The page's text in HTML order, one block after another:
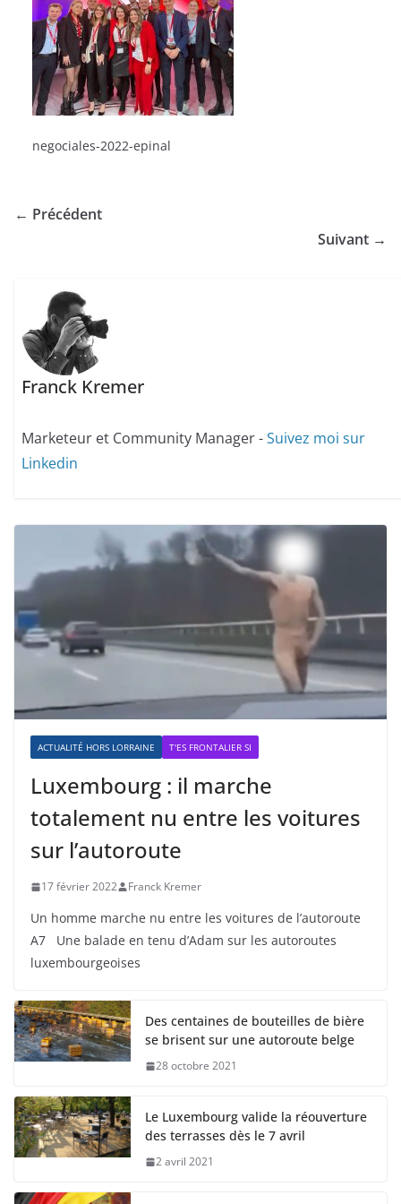
negociales-2022-epinal
← Précédent
Suivant →
Franck Kremer
Marketeur et Community Manager -Suivez moi sur
Linkedin
ACTUALITÉ HORS LORRAINE T'ES FRONTALIER SI
Luxembourg : il marche
totalement nu entre les voitures
sur l’autoroute
17 février 2022 Franck Kremer
Un homme marche nu entre les voitures de l’autoroute
A7 Une balade en tenu d’Adam sur les autoroutes
luxembourgeoises
Des centaines de bouteilles de bière
se brisent sur une autoroute belge
28 octobre 2021
Le Luxembourg valide la réouverture
des terrasses dès le 7 avril
2 avril 2021